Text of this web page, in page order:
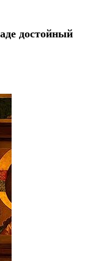
достойный